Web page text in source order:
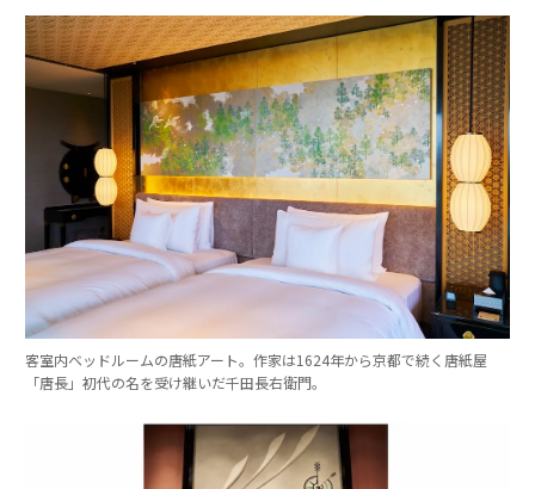
客室内ベッドルームの唐紙アート。作家は1624年から京都で続く唐紙屋
「唐長」初代の名を受け継いだ千田長右衛門。